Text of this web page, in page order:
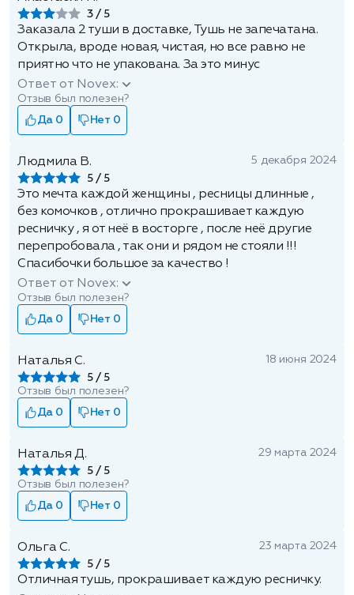
3
Заказала 2 туши в доставке, Тушь не запечатана.
Открыла, вроде новая, чистая, но все равно не
приятно что не упакована. За это минус
Ответ от Novex:
Отзыв был полезен?
Да 0
Нет 0
Людмила В.
5
5 декабря 2024
Это мечта каждой женщины , ресницы длинные ,
без комочков , отлично прокрашивает каждую
ресничку , я от неё в восторге , после неё другие
перепробовала , так они и рядом не стояли !!!
Спасибочки большое за качество !
Ответ от Novex:
Отзыв был полезен?
Да 0
Нет 0
Наталья С.
5
18 июня 2024
Отзыв был полезен?
Да 0
Нет 0
Наталья Д.
5
29 марта 2024
Отзыв был полезен?
Да 0
Нет 0
Ольга С.
5
23 марта 2024
Отличная тушь, прокрашивает каждую ресничку.